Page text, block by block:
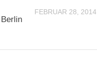
FEBRUAR 28, 2014